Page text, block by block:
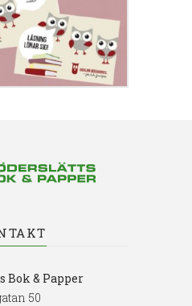
Bok & Papper
50